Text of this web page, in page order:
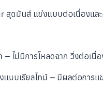
สุดมันส์ แข่งแบบต่อเนื่องแล
ไม่มีการโหลดฉาก วิ่งต่อเนื่อ
บบเรียลไทม์ – มีผลต่อการแ